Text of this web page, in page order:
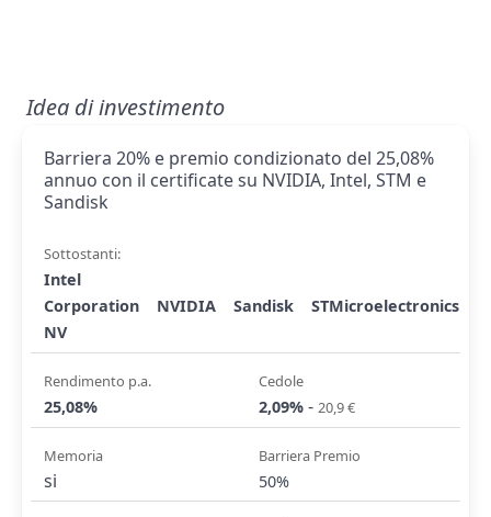
Idea di investimento
Barriera 20% e premio condizionato del 25,08%
annuo con il certificate su NVIDIA, Intel, STM e
Sandisk
Sottostanti:
Intel
Corporation
NVIDIA Sandisk
STMicroelectronics
NV
Rendimento p.a.
25,08%
Cedole
2,09% - 20,9 €
Memoria
si
Barriera Premio
50%